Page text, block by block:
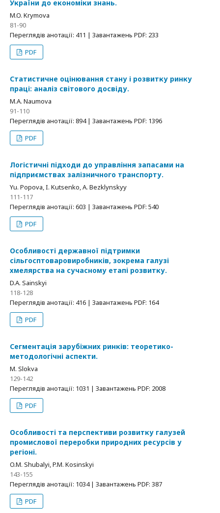
України до економіки знань.
M.O. Krymova
81-90
Переглядів анотації: 411 | Завантажень PDF: 233
PDF
Статистичне оцінювання стану і розвитку ринку
праці: аналіз світового досвіду.
M.A. Naumova
91-110
Переглядів анотації: 894 | Завантажень PDF: 1396
PDF
Логістичні підходи до управління запасами на
підприємствах залізничного транспорту.
Yu. Popova, I. Kutsenko, A. Bezklynskyy
111-117
Переглядів анотації: 603 | Завантажень PDF: 540
PDF
Особливості державної підтримки
сільгосптоваровиробників, зокрема галузі
хмелярства на сучасному етапі розвитку.
D.A. Sainskyi
118-128
Переглядів анотації: 416 | Завантажень PDF: 164
PDF
Сегментація зарубіжних ринків: теоретико-
методологічні аспекти.
M. Slokva
129-142
Переглядів анотації: 1031 | Завантажень PDF: 2008
PDF
Особливості та перспективи розвитку галузей
промислової переробки природних ресурсів у
регіоні.
O.M. Shubalyi, P.M. Kosinskyi
143-155
Переглядів анотації: 1034 | Завантажень PDF: 387
PDF